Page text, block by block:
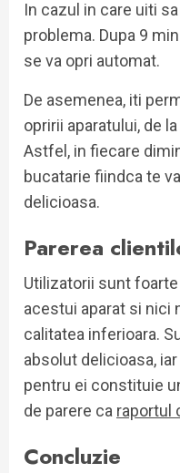
In cazul in care uiti
problema. Dupa 9
se va opri automat.
De asemenea, iti
opririi aparatului, de
Astfel, in fiecare
bucatarie fiindca te
delicioasa.
Parerea
Utilizatorii sunt
acestui aparat si nici
calitatea inferioara.
absolut delicioasa,
pentru ei constituie
de parere ca raportul
Concluzie